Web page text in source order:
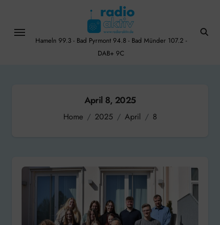
content
Hameln 99.3 - Bad Pyrmont 94.8 - Bad Münder 107.2 -
DAB+ 9C
April 8, 2025
Home 2025 April 8